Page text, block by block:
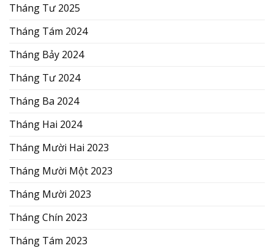
Tháng Tư 2025
Tháng Tám 2024
Tháng Bảy 2024
Tháng Tư 2024
Tháng Ba 2024
Tháng Hai 2024
Tháng Mười Hai 2023
Tháng Mười Một 2023
Tháng Mười 2023
Tháng Chín 2023
Tháng Tám 2023